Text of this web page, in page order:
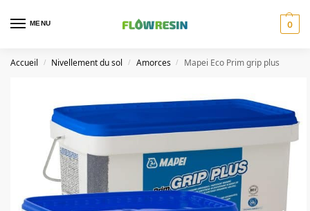
MENU 0
Accueil / Nivellement du sol / Amorces / Mapei Eco Prim grip plus